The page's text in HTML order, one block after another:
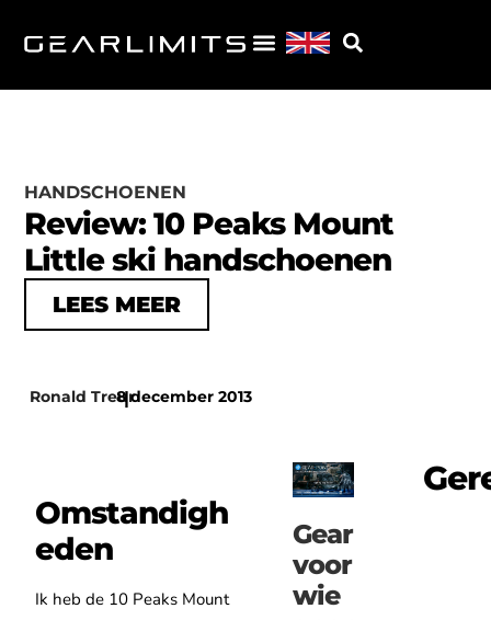
HANDSCHOENEN
Review: 10 Peaks Mount
Little ski handschoenen
LEES MEER
Ronald Treur
|
8 december 2013
Omstandigh
eden
Ik heb de 10 Peaks Mount
Gear
voor
wie